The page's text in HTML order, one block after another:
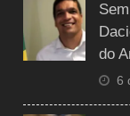
do
6